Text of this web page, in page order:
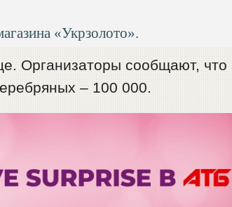
«Укрзолото».
Организаторы сообщают, что
– 100 000.